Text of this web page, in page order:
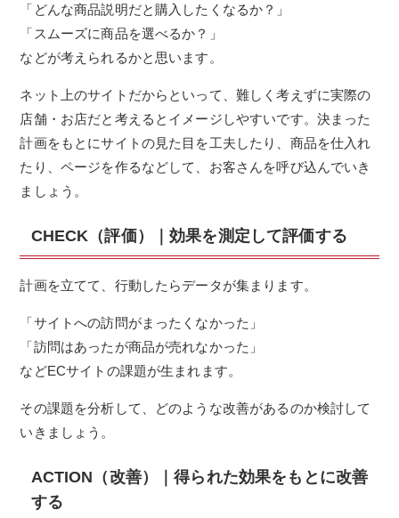
「どんな商品説明だと購入したくなるか？」
「スムーズに商品を選べるか？」
などが考えられるかと思います。
ネット上のサイトだからといって、難しく考えずに実際の
店舗・お店だと考えるとイメージしやすいです。決まった
計画をもとにサイトの見た目を工夫したり、商品を仕入れ
たり、ページを作るなどして、お客さんを呼び込んでいき
ましょう。
CHECK（評価）｜効果を測定して評価する
計画を立てて、行動したらデータが集まります。
「サイトへの訪問がまったくなかった」
「訪問はあったが商品が売れなかった」
などECサイトの課題が生まれます。
その課題を分析して、どのような改善があるのか検討して
いきましょう。
ACTION（改善）｜得られた効果をもとに改善
する